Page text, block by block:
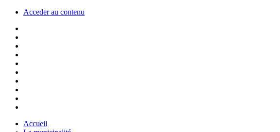
Acceder au contenu
Accueil